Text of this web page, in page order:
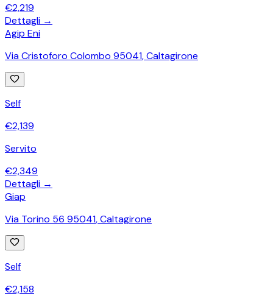
€2,219
Dettagli →
Agip Eni
Via Cristoforo Colombo 95041,Caltagirone
Self
€2,139
Servito
€2,349
Dettagli →
Giap
Via Torino 56 95041,Caltagirone
Self
€2,158